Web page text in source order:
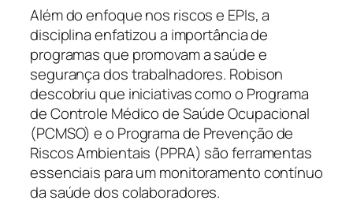
Além do enfoque nos riscos e EPIs, a
disciplina enfatizou a importância de
programas que promovam a saúde e
segurança dos trabalhadores. Robison
descobriu que iniciativas como o Programa
de Controle Médico de Saúde Ocupacional
(PCMSO) e o Programa de Prevenção de
Riscos Ambientais (PPRA) são ferramentas
essenciais para um monitoramento contínuo
da saúde dos colaboradores.